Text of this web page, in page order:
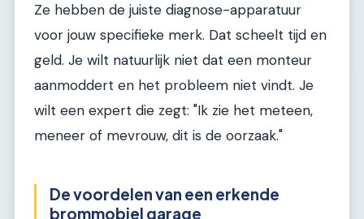
Ze hebben de juiste diagnose-apparatuur
voor jouw specifieke merk. Dat scheelt tijd en
geld. Je wilt natuurlijk niet dat een monteur
aanmoddert en het probleem niet vindt. Je
wilt een expert die zegt: "Ik zie het meteen,
meneer of mevrouw, dit is de oorzaak."
De voordelen van een erkende
brommobiel garage